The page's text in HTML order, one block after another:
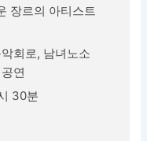
장르의 아티스트
회로, 남녀노소
연
30분